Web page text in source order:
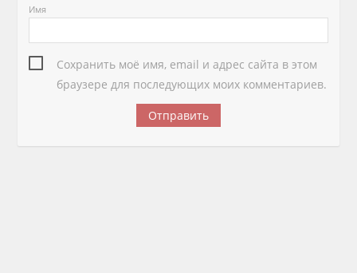
Имя
Сохранить моё имя, email и адрес сайта в этом
браузере для последующих моих комментариев.